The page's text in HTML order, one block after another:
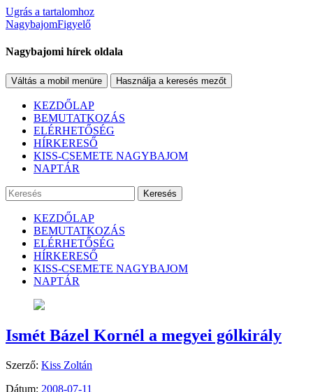
Ugrás a tartalomhoz
NagybajomFigyelő
Nagybajomi hírek oldala
Váltás a mobil menüre Használja a keresés mezőt
KEZDŐLAP
BEMUTATKOZÁS
ELÉRHETŐSÉG
HÍRKERESŐ
KISS-CSEMETE NAGYBAJOM
NAPTÁR
Keresés
KEZDŐLAP
BEMUTATKOZÁS
ELÉRHETŐSÉG
HÍRKERESŐ
KISS-CSEMETE NAGYBAJOM
NAPTÁR
Ismét Bázel Kornél a megyei gólkirály
Szerző: Kiss Zoltán
Dátum: 2008-07-11